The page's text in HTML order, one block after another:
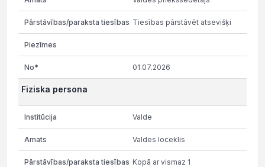
Tiesības pārstāvēt atsevišķi
01.07.2026
Fiziska persona
Valde
Valdes loceklis
Kopā ar vismaz 1